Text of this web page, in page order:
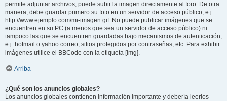
permite adjuntar archivos, puede subir la imagen directamente al foro. De otra
manera, debe guardar primero su foto en un servidor de acceso público, e.j.
http://www.ejemplo.com/mi-imagen.gif. No puede publicar imágenes que se
encuentren en su PC (a menos que sea un servidor de acceso público) ni
tampoco las que se encuentren guardadas bajo mecanismos de autenticación,
e.j. hotmail o yahoo correo, sitios protegidos por contraseñas, etc. Para exhibir
imágenes utilice el BBCode con la etiqueta [img].
Arriba
¿Qué son los anuncios globales?
Los anuncios globales contienen información importante y debería leerlos